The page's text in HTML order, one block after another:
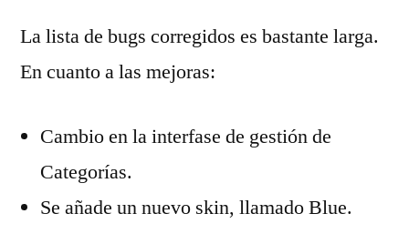
La lista de bugs corregidos es bastante larga.
En cuanto a las mejoras:
Cambio en la interfase de gestión de
Categorías.
Se añade un nuevo skin, llamado Blue.